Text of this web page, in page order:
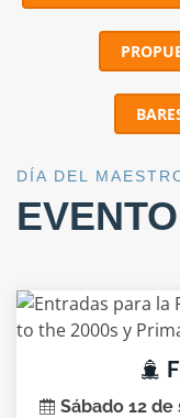
DÍA DEL
Sábado 12